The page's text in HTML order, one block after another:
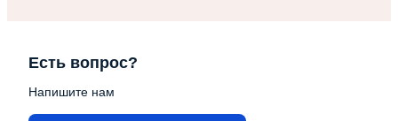
Есть вопрос?
Напишите нам